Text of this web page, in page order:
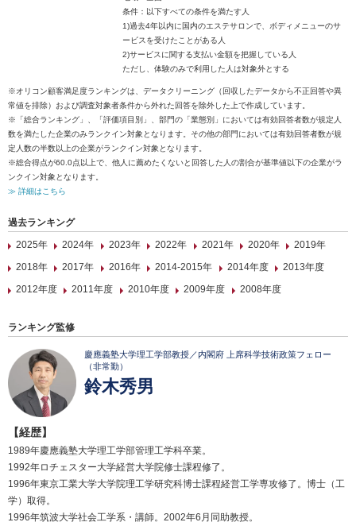
条件：以下すべての条件を満たす人
1)過去4年以内に国内のエステサロンで、ボディメニューのサ
ービスを受けたことがある人
2)サービスに関する支払い金額を把握している人
ただし、体験のみで利用した人は対象外とする
※オリコン顧客満足度ランキングは、データクリーニング（回収したデータから不正回答や異
常値を排除）および調査対象者条件から外れた回答を除外した上で作成しています。
※「総合ランキング」、「評価項目別」、部門の「業態別」においては有効回答者数が規定人
数を満たした企業のみランクイン対象となります。その他の部門においては有効回答者数が規
定人数の半数以上の企業がランクイン対象となります。
※総合得点が60.0点以上で、他人に薦めたくないと回答した人の割合が基準値以下の企業がラ
ンクイン対象となります。
≫ 詳細はこちら
過去ランキング
2025年
2024年 2023年 2022年 2021年 2020年
2019年
2018年
2017年 2016年 2014-2015年 2014年度
2013年度
2012年度
2011年度 2010年度 2009年度 2008年度
ランキング監修
慶應義塾大学理工学部教授／内閣府 上席科学技術政策フェロー
（非常勤）
鈴木秀男
【経歴】
1989年慶應義塾大学理工学部管理工学科卒業。
1992年ロチェスター大学経営大学院修士課程修了。
1996年東京工業大学大学院理工学研究科博士課程経営工学専攻修了。博士（工
学）取得。
1996年筑波大学社会工学系・講師。2002年6月同助教授。